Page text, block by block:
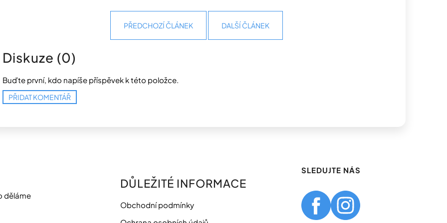
PŘEDCHOZÍ ČLÁNEK DALŠÍ ČLÁNEK
Diskuze (0)
Buďte první, kdo napíše příspěvek k této položce.
PŘIDAT KOMENTÁŘ
děláme
DŮLEŽITÉ INFORMACE
Obchodní podmínky
SLEDUJTE NÁS